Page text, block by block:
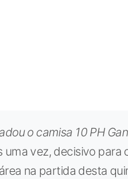
o camisa 10 PH
vez, decisivo para
na partida desta